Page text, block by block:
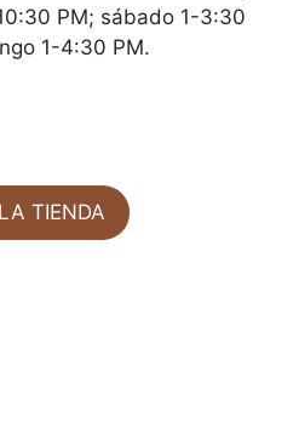
PM; sábado 1-3:30
1-4:30 PM.
TIENDA